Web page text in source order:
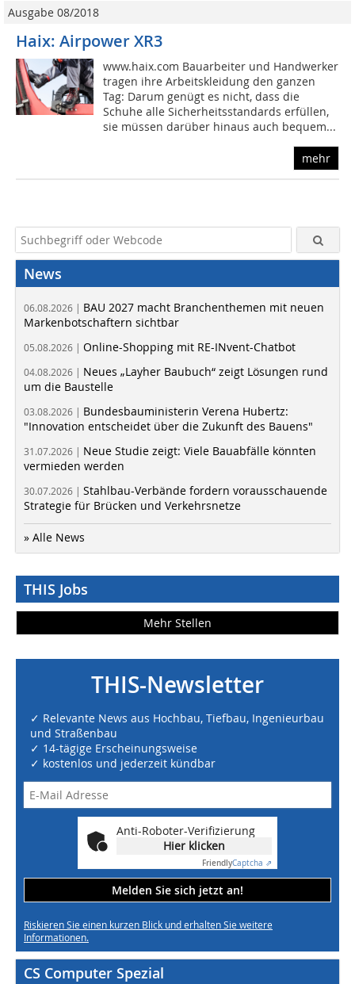
Ausgabe 08/2018
Haix: Airpower XR3
www.haix.com Bauarbeiter und Handwerker
tragen ihre Arbeitskleidung den ganzen
Tag: Darum genügt es nicht, dass die
Schuhe alle Sicherheitsstandards erfüllen,
sie müssen darüber hinaus auch bequem...
mehr
News
06.08.2026 | BAU 2027 macht Branchenthemen mit neuen
Markenbotschaftern sichtbar
05.08.2026 | Online-Shopping mit RE-INvent-Chatbot
04.08.2026 | Neues „Layher Baubuch“ zeigt Lösungen rund
um die Baustelle
03.08.2026 | Bundesbauministerin Verena Hubertz:
"Innovation entscheidet über die Zukunft des Bauens"
31.07.2026 | Neue Studie zeigt: Viele Bauabfälle könnten
vermieden werden
30.07.2026 | Stahlbau-Verbände fordern vorausschauende
Strategie für Brücken und Verkehrsnetze
» Alle News
THIS Jobs
Mehr Stellen
THIS-Newsletter
✓ Relevante News aus Hochbau, Tiefbau, Ingenieurbau
und Straßenbau
✓ 14-tägige Erscheinungsweise
✓ kostenlos und jederzeit kündbar
Anti-Roboter-Verifizierung
Hier klicken
FriendlyCaptcha ⇗
Melden Sie sich jetzt an!
Riskieren Sie einen kurzen Blick und erhalten Sie weitere
Informationen.
CS Computer Spezial